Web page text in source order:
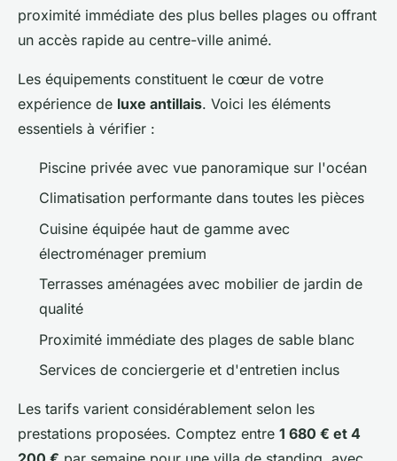
proximité immédiate des plus belles plages ou offrant
un accès rapide au centre-ville animé.
Les équipements constituent le cœur de votre
expérience de luxe antillais. Voici les éléments
essentiels à vérifier :
Piscine privée avec vue panoramique sur l'océan
Climatisation performante dans toutes les pièces
Cuisine équipée haut de gamme avec
électroménager premium
Terrasses aménagées avec mobilier de jardin de
qualité
Proximité immédiate des plages de sable blanc
Services de conciergerie et d'entretien inclus
Les tarifs varient considérablement selon les
prestations proposées. Comptez entre 1 680 € et 4